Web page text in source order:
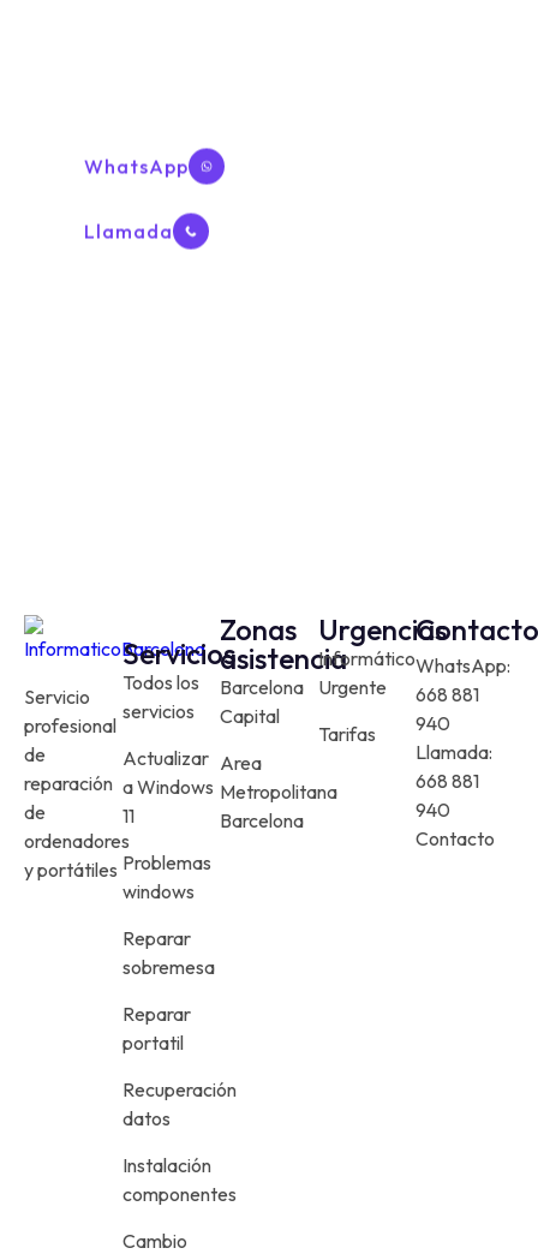
WhatsApp
Llamada
Servicio
profesional
de
reparación
de
ordenadores
y portátiles
Servicios
Todos los
servicios
Actualizar
a Windows
11
Problemas
windows
Reparar
sobremesa
Reparar
portatil
Recuperación
datos
Instalación
componentes
Cambio
Zonas
asistencia
Barcelona
Capital
Area
Metropolitana
Barcelona
Urgencias
Informático
Urgente
Tarifas
WhatsApp:
668 881
940
Llamada:
668 881
940
Contacto